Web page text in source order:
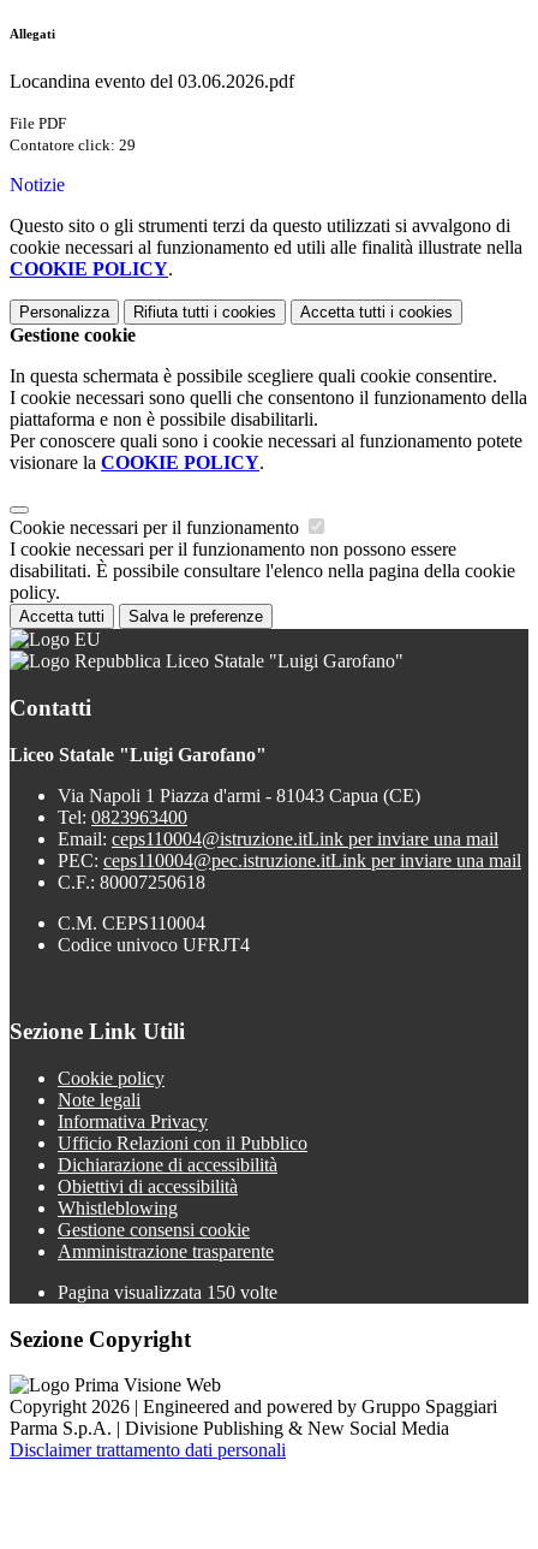
Allegati
Locandina evento del 03.06.2026.pdf
File PDF
Contatore click: 29
Notizie
Questo sito o gli strumenti terzi da questo utilizzati si avvalgono di
cookie necessari al funzionamento ed utili alle finalità illustrate nella
COOKIE POLICY.
Personalizza Rifiuta tutti i cookies Accetta tutti i cookies
Gestione cookie
In questa schermata è possibile scegliere quali cookie consentire.
I cookie necessari sono quelli che consentono il funzionamento della
piattaforma e non è possibile disabilitarli.
Per conoscere quali sono i cookie necessari al funzionamento potete
visionare la COOKIE POLICY.
Cookie necessari per il funzionamento
I cookie necessari per il funzionamento non possono essere
disabilitati. È possibile consultare l'elenco nella pagina della cookie
policy.
Accetta tutti Salva le preferenze
Liceo Statale "Luigi Garofano"
Contatti
Liceo Statale "Luigi Garofano"
Via Napoli 1 Piazza d'armi - 81043 Capua (CE)
Tel: 0823963400
Email: ceps110004@istruzione.itLink per inviare una mail
PEC: ceps110004@pec.istruzione.itLink per inviare una mail
C.F.: 80007250618
C.M. CEPS110004
Codice univoco UFRJT4
Sezione Link Utili
Cookie policy
Note legali
Informativa Privacy
Ufficio Relazioni con il Pubblico
Dichiarazione di accessibilità
Obiettivi di accessibilità
Whistleblowing
Gestione consensi cookie
Amministrazione trasparente
Pagina visualizzata 150 volte
Sezione Copyright
Copyright 2026 | Engineered and powered by Gruppo Spaggiari
Parma S.p.A. | Divisione Publishing & New Social Media
Disclaimer trattamento dati personali